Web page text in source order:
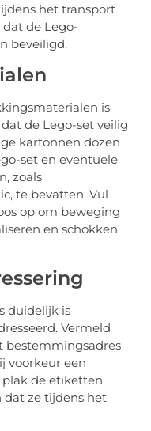
het transport
dat de Lego-
beveiligd.
is
de Lego-set veilig
kartonnen dozen
set en eventuele
zoals
te bevatten. Vul
op om beweging
en schokken
duidelijk is
Vermeld
bestemmingsadres
voorkeur een
de etiketten
dat ze tijdens het